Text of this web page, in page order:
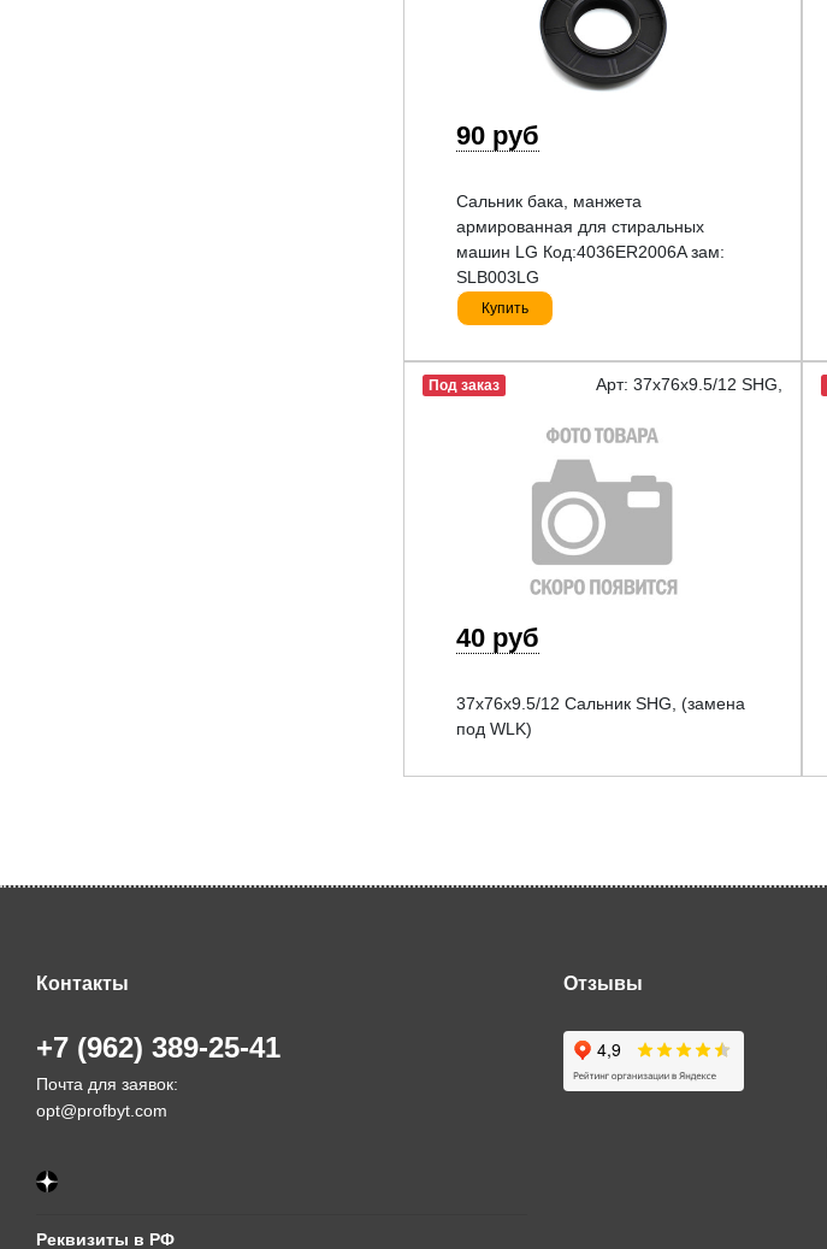
90 руб
Сальник бака, манжета
армированная для стиральных
машин LG Код:4036ER2006A зам:
SLB003LG
Купить
Под заказ Арт: 37x76x9.5/12 SHG,
40 руб
37x76x9.5/12 Сальник SHG, (замена
под WLK)
Контакты
+7 (962) 389-25-41
Почта для заявок:
opt@profbyt.com
Реквизиты в РФ
Отзывы